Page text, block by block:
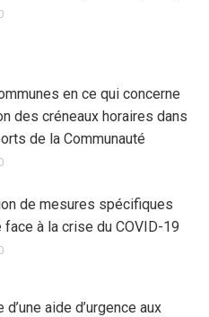
en ce qui concerne
des créneaux horaires dans
de la Communauté
de mesures spécifiques
face à la crise du COVID-19
d’une aide d’urgence aux